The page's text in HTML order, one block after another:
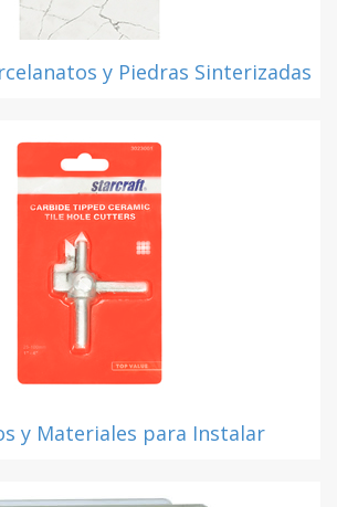
y Piedras Sinterizadas
y Materiales para Instalar